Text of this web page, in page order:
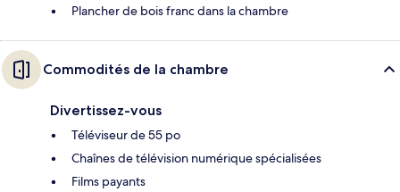
Plancher de bois franc dans la chambre
Commodités de la chambre
Divertissez-vous
Téléviseur de 55 po
Chaînes de télévision numérique spécialisées
Films payants